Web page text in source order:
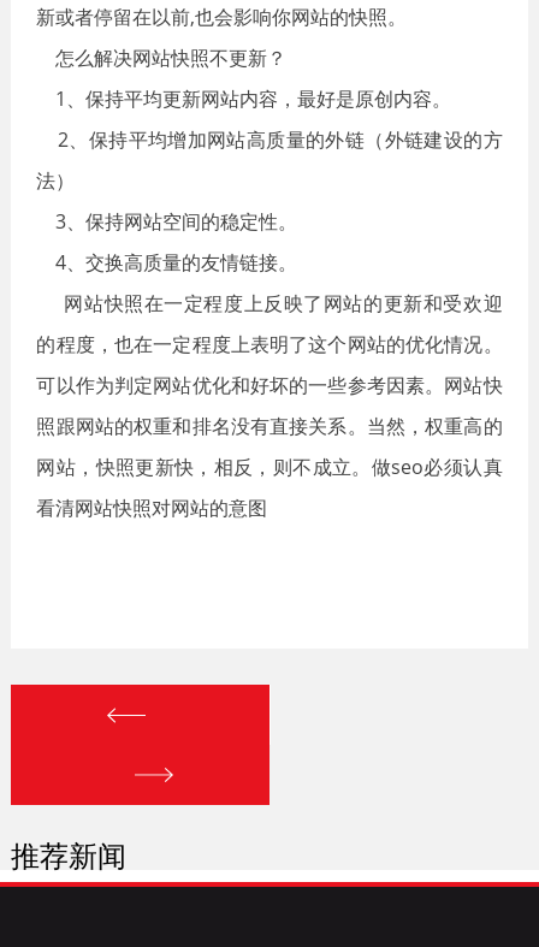
新或者停留在以前,也会影响你网站的快照。
怎么解决网站快照不更新？
1、保持平均更新网站内容，最好是原创内容。
2、保持平均增加网站高质量的外链（外链建设的方
法）
3、保持网站空间的稳定性。
4、交换高质量的友情链接。
网站快照在一定程度上反映了网站的更新和受欢迎
的程度，也在一定程度上表明了这个网站的优化情况。
可以作为判定网站优化和好坏的一些参考因素。网站快
照跟网站的权重和排名没有直接关系。当然，权重高的
网站，快照更新快，相反，则不成立。做seo必须认真
看清网站快照对网站的意图
推荐新闻